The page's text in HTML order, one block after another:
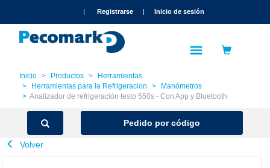
| Registrarse | Inicio de sesión
Inicio Productos
Herramientas
Herramientas para la Refrigeracion
Manómetros
Analizador de refrigeración testo 550s - Con App y Bluetooth
Pedido por código
Volver